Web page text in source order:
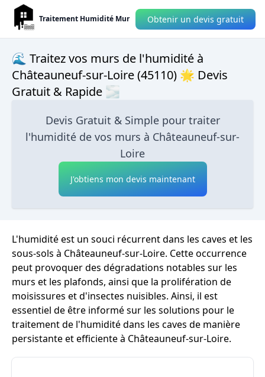
Traitement Humidité Mur Obtenir un devis gratuit
🌊 Traitez vos murs de l'humidité à
Châteauneuf-sur-Loire (45110) 🌟 Devis
Gratuit & Rapide 🌫
Devis Gratuit & Simple pour traiter
l'humidité de vos murs à Châteauneuf-sur-
Loire
J'obtiens mon devis maintenant
L'humidité est un souci récurrent dans les caves et les
sous-sols à Châteauneuf-sur-Loire. Cette occurrence
peut provoquer des dégradations notables sur les
murs et les plafonds, ainsi que la prolifération de
moisissures et d'insectes nuisibles. Ainsi, il est
essentiel de être informé sur les solutions pour le
traitement de l'humidité dans les caves de manière
persistante et efficiente à Châteauneuf-sur-Loire.